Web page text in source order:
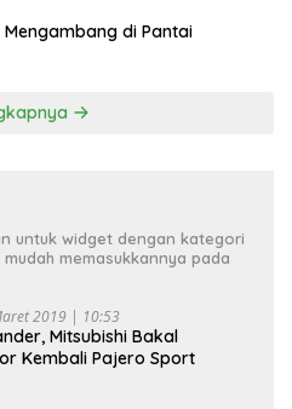
Mengambang di Pantai
untuk widget dengan kategori
memasukkannya pada
2019 | 10:53
Mitsubishi Bakal
Kembali Pajero Sport